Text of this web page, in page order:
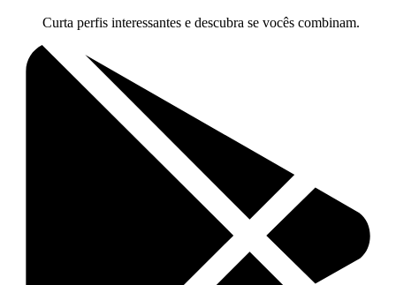
Curta perfis interessantes e descubra se vocês combinam.